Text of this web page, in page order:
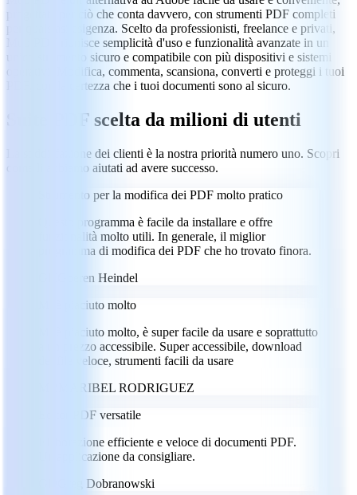
progettata per ciò che conta davvero, con strumenti PDF completi
per qualsiasi esigenza. Scelto da professionisti, freelance e privati,
MobiPDF riunisce semplicità d'uso e funzionalità avanzate in un
unico strumento sicuro e compatibile con più dispositivi e sistemi
operativi. Modifica, commenta, scansiona, converti e proteggi i tuoi
PDF, con la certezza che i tuoi documenti sono al sicuro.
Suite PDF scelta da milioni di utenti
La soddisfazione dei clienti è la nostra priorità numero uno. Scopri
come li abbiamo aiutati ad avere successo.
Strumento per la modifica dei PDF molto pratico
Questo programma è facile da installare e offre
funzionalità molto utili. In generale, il miglior
programma di modifica dei PDF che ho trovato finora.
Goeren Heindel
Mi è piaciuto molto
Mi è piaciuto molto, è super facile da usare e soprattutto
a un prezzo accessibile. Super accessibile, download
dei file veloce, strumenti facili da usare
MARIBEL RODRIGUEZ
Editor PDF versatile
Elaborazione efficiente e veloce di documenti PDF.
Un'applicazione da consigliare.
Greg Dobranowski